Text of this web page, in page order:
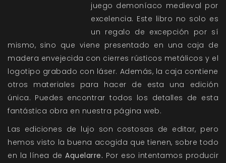
juego demoníaco medieval por
excelencia. Este libro no solo es
un regalo de excepción por sí
mismo, sino que viene presentado en una caja de
madera envejecida con cierres rústicos metálicos y el
logotipo grabado con láser. Además, la caja contiene
otros materiales para hacer de esta una edición
única. Puedes encontrar todos los detalles de esta
fantástica obra en nuestra página web.
Las ediciones de lujo son costosas de editar, pero
hemos visto la buena acogida que tienen, sobre todo
en la línea deAquelarre. Por eso intentamos producir